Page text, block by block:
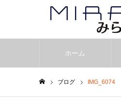
ホーム
ブログ IMG_6074